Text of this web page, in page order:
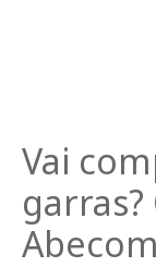
Vai
garras?